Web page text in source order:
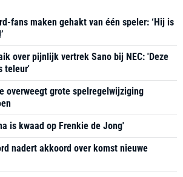
fans maken gehakt van één speler: ‘Hij is
over pijnlijk vertrek Sano bij NEC: 'Deze
teleur'
overweegt grote spelregelwijziging
is kwaad op Frenkie de Jong'
nadert akkoord over komst nieuwe